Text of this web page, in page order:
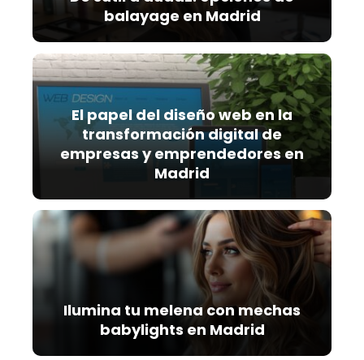
balayage en Madrid
El papel del diseño web en la
transformación digital de
empresas y emprendedores en
Madrid
Ilumina tu melena con mechas
babylights en Madrid